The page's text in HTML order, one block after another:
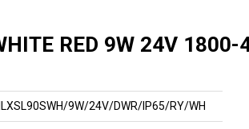
RED 9W 24V
9W/24V/DWR/IP65/RY/WH